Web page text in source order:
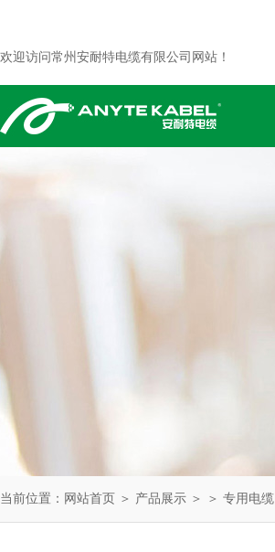
欢迎访问常州安耐特电缆有限公司网站！
当前位置： 网站首页 ＞ 产品展示 ＞ ＞ 专用电缆